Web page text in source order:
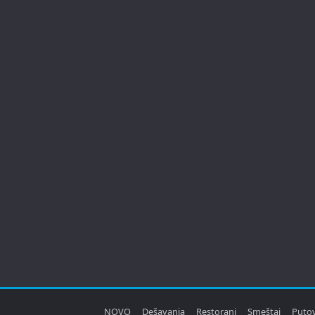
NOVO Dešavanja Restorani Smeštaj